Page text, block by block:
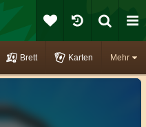
Mehr
Brett Karten